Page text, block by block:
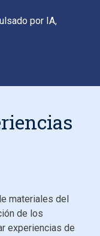
por IA,
materiales del
de los
experiencias de